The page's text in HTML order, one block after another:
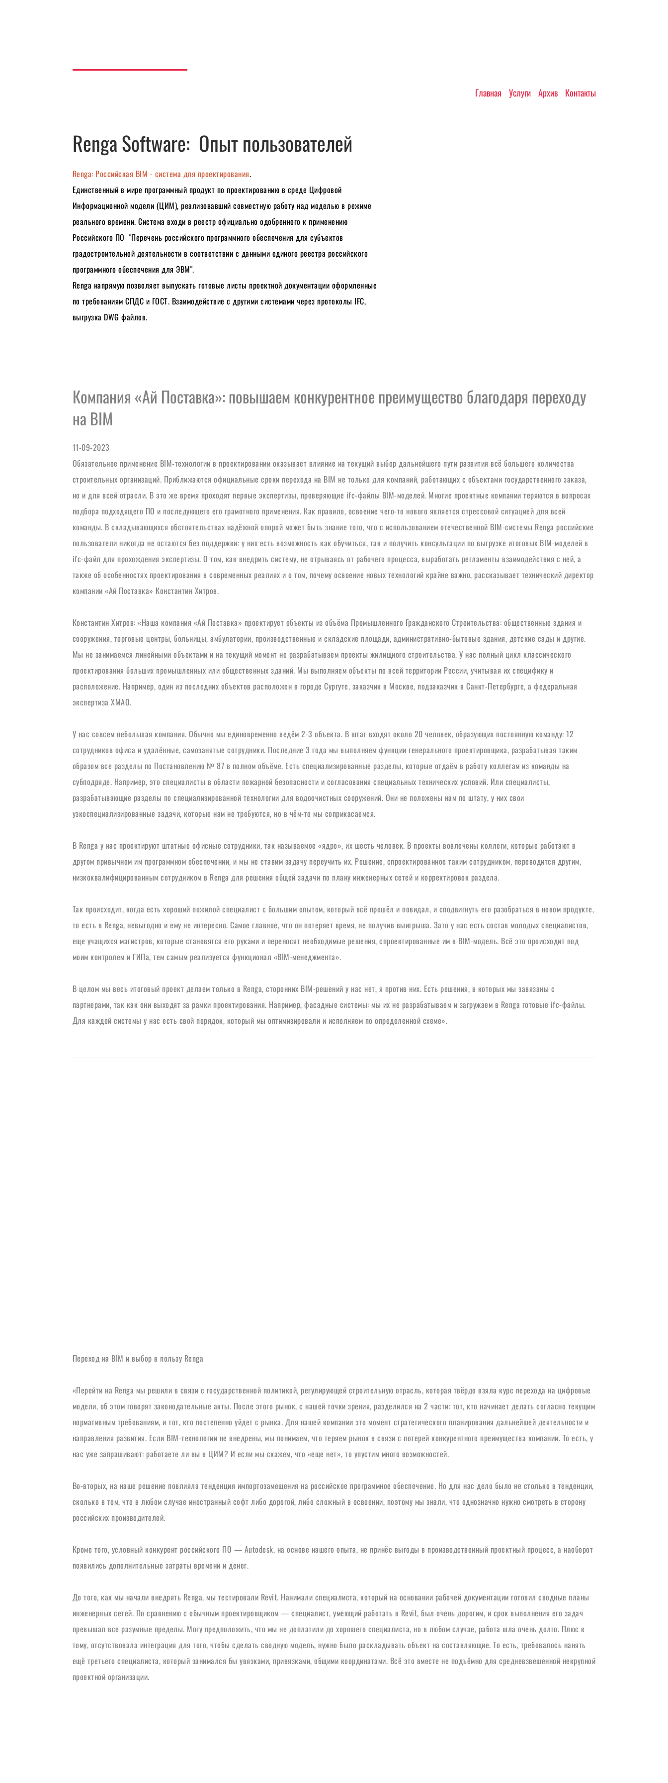
Главная Услуги Архив Контакты
Renga Software:  Опыт пользователей
Renga: Российская BIM - система для проектирования.
Единственный в мире программный продукт по проектированию в среде Цифровой
Информационной модели (ЦИМ), реализовавший совместную работу над моделью в режиме
реального времени. Система входи в реестр официально одобренного к применению
Российского ПО  "Перечень российского программного обеспечения для субъектов
градостроительной деятельности в соответствии с данными единого реестра российского
программного обеспечения для ЭВМ".
Renga напрямую позволяет выпускать готовые листы проектной документации оформленные
по требованиям СПДС и ГОСТ. Взаимодействие с другими системами через протоколы IFC,
выгрузка DWG файлов.
Компания «Ай Поставка»: повышаем конкурентное преимущество благодаря переходу
на BIM
11-09-2023
Обязательное применение BIM-технологии в проектировании оказывает влияние на текущий выбор дальнейшего пути развития всё большего количества
строительных организаций. Приближаются официальные сроки перехода на BIM не только для компаний, работающих с объектами государственного заказа,
но и для всей отрасли. В это же время проходят первые экспертизы, проверяющие ifc-файлы BIM-моделей. Многие проектные компании теряются в вопросах
подбора подходящего ПО и последующего его грамотного применения. Как правило, освоение чего-то нового является стрессовой ситуацией для всей
команды. В складывающихся обстоятельствах надёжной опорой может быть знание того, что с использованием отечественной BIM-системы Renga российские
пользователи никогда не остаются без поддержки: у них есть возможность как обучиться, так и получить консультации по выгрузке итоговых BIM-моделей в
ifc-файл для прохождения экспертизы. О том, как внедрить систему, не отрываясь от рабочего процесса, выработать регламенты взаимодействия с ней, а
также об особенностях проектирования в современных реалиях и о том, почему освоение новых технологий крайне важно, рассказывает технический директор
компании «Ай Поставка» Константин Хитров.
Константин Хитров: «Наша компания «Ай Поставка» проектирует объекты из объёма Промышленного Гражданского Строительства: общественные здания и
сооружения, торговые центры, больницы, амбулатории, производственные и складские площади, административно-бытовые здания, детские сады и другие.
Мы не занимаемся линейными объектами и на текущий момент не разрабатываем проекты жилищного строительства. У нас полный цикл классического
проектирования больших промышленных или общественных зданий. Мы выполняем объекты по всей территории России, учитывая их специфику и
расположение. Например, один из последних объектов расположен в городе Сургуте, заказчик в Москве, подзаказчик в Санкт-Петербурге, а федеральная
экспертиза ХМАО.
У нас совсем небольшая компания. Обычно мы единовременно ведём 2-3 объекта. В штат входят около 20 человек, образующих постоянную команду: 12
сотрудников офиса и удалённые, самозанятые сотрудники. Последние 3 года мы выполняем функции генерального проектировщика, разрабатывая таким
образом все разделы по Постановлению № 87 в полном объёме. Есть специализированные разделы, которые отдаём в работу коллегам из команды на
субподряде. Например, это специалисты в области пожарной безопасности и согласования специальных технических условий. Или специалисты,
разрабатывающие разделы по специализированной технологии для водоочистных сооружений. Они не положены нам по штату, у них свои
узкоспециализированные задачи, которые нам не требуются, но в чём-то мы соприкасаемся.
В Renga у нас проектируют штатные офисные сотрудники, так называемое «ядро», их шесть человек. В проекты вовлечены коллеги, которые работают в
другом привычном им программном обеспечении, и мы не ставим задачу переучить их. Решение, спроектированное таким сотрудником, переводится другим,
низкоквалифицированным сотрудником в Renga для решения общей задачи по плану инженерных сетей и корректировок раздела.
Так происходит, когда есть хороший пожилой специалист с большим опытом, который всё прошёл и повидал, и сподвигнуть его разобраться в новом продукте,
то есть в Renga, невыгодно и ему не интересно. Самое главное, что он потеряет время, не получив выигрыша. Зато у нас есть состав молодых специалистов,
еще учащихся магистров, которые становятся его руками и переносят необходимые решения, спроектированные им в BIM-модель. Всё это происходит под
моим контролем и ГИПа, тем самым реализуется функционал «BIM-менеджмента».
В целом мы весь итоговый проект делаем только в Renga, сторонних BIM-решений у нас нет, я против них. Есть решения, в которых мы завязаны с
партнерами, так как они выходят за рамки проектирования. Например, фасадные системы: мы их не разрабатываем и загружаем в Renga готовые ifc-файлы.
Для каждой системы у нас есть свой порядок, который мы оптимизировали и исполняем по определенной схеме».
Переход на BIM и выбор в пользу Renga
«Перейти на Renga мы решили в связи с государственной политикой, регулирующей строительную отрасль, которая твёрдо взяла курс перехода на цифровые
модели, об этом говорят законодательные акты. После этого рынок, с нашей точки зрения, разделился на 2 части: тот, кто начинает делать согласно текущим
нормативным требованиям, и тот, кто постепенно уйдет с рынка. Для нашей компании это момент стратегического планирования дальнейшей деятельности и
направления развития. Если BIM-технологии не внедрены, мы понимаем, что теряем рынок в связи с потерей конкурентного преимущества компании. То есть, у
нас уже запрашивают: работаете ли вы в ЦИМ? И если мы скажем, что «еще нет», то упустим много возможностей.
Во-вторых, на наше решение повлияла тенденция импортозамещения на российское программное обеспечение. Но для нас дело было не столько в тенденции,
сколько в том, что в любом случае иностранный софт либо дорогой, либо сложный в освоении, поэтому мы знали, что однозначно нужно смотреть в сторону
российских производителей.
Кроме того, условный конкурент российского ПО — Autodesk, на основе нашего опыта, не принёс выгоды в производственный проектный процесс, а наоборот
появились дополнительные затраты времени и денег.
До того, как мы начали внедрять Renga, мы тестировали Revit. Нанимали специалиста, который на основании рабочей документации готовил сводные планы
инженерных сетей. По сравнению с обычным проектировщиком — специалист, умеющий работать в Revit, был очень дорогим, и срок выполнения его задач
превышал все разумные пределы. Могу предположить, что мы не доплатили до хорошего специалиста, но в любом случае, работа шла очень долго. Плюс к
тому, отсутствовала интеграция для того, чтобы сделать сводную модель, нужно было раскладывать объект на составляющие. То есть, требовалось нанять
ещё третьего специалиста, который занимался бы увязками, привязками, общими координатами. Всё это вместе не подъёмно для средневзвешенной некрупной
проектной организации.